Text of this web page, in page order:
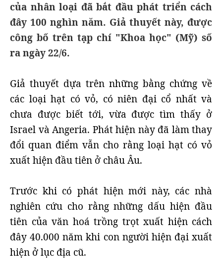
của nhân loại đã bắt đầu phát triển cách
đây 100 nghìn năm. Giả thuyết này, được
công bố trên tạp chí "Khoa học" (Mỹ) số
ra ngày 22/6.
Giả thuyết dựa trên những bằng chứng về
các loại hạt có vỏ, có niên đại cổ nhất và
chưa được biết tới, vừa được tìm thấy ở
Israel và Angeria. Phát hiện này đã làm thay
đổi quan điểm vẫn cho rằng loại hạt có vỏ
xuất hiện đầu tiên ở châu Âu.
Trước khi có phát hiện mới này, các nhà
nghiên cứu cho rằng những dấu hiện đầu
tiên của văn hoá trồng trọt xuất hiện cách
đây 40.000 năm khi con người hiện đại xuất
hiện ở lục địa cũ.